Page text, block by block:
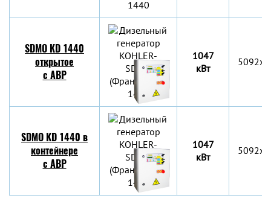
SDMO KD 1440
открытое
c АВР
1047
кВт
SDMO KD 1440 в
контейнере
c АВР
1047
кВт